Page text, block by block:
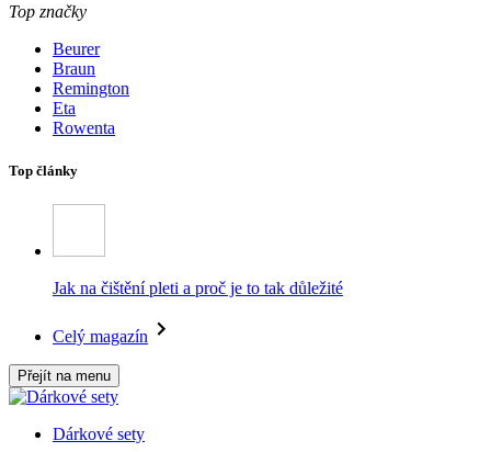
Top značky
Beurer
Braun
Remington
Eta
Rowenta
Top články
Jak na čištění pleti a proč je to tak důležité
Celý magazín
Přejít na menu
Dárkové sety